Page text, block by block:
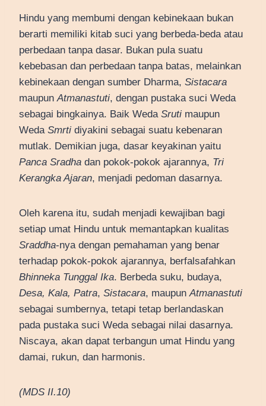
Hindu yang membumi dengan kebinekaan bukan
berarti memiliki kitab suci yang berbeda-beda atau
perbedaan tanpa dasar. Bukan pula suatu
kebebasan dan perbedaan tanpa batas, melainkan
kebinekaan dengan sumber Dharma, Sistacara
maupunAtmanastuti, dengan pustaka suci Weda
sebagai bingkainya. Baik Weda Sruti maupun
Weda Smrti diyakini sebagai suatu kebenaran
mutlak. Demikian juga, dasar keyakinan yaitu
Panca Sradha dan pokok-pokok ajarannya, Tri
Kerangka Ajaran, menjadi pedoman dasarnya.
Oleh karena itu, sudah menjadi kewajiban bagi
setiap umat Hindu untuk memantapkan kualitas
Sraddha-nya dengan pemahaman yang benar
terhadap pokok-pokok ajarannya, berfalsafahkan
Bhinneka Tunggal Ika. Berbeda suku, budaya,
Desa, Kala, Patra, Sistacara, maupunAtmanastuti
sebagai sumbernya, tetapi tetap berlandaskan
pada pustaka suci Weda sebagai nilai dasarnya.
Niscaya, akan dapat terbangun umat Hindu yang
damai, rukun, dan harmonis.
(MDS II.10)